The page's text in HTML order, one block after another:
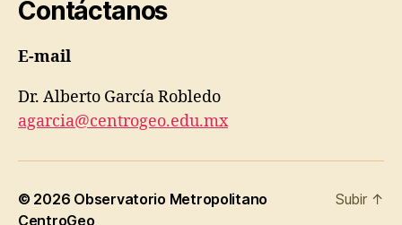
Contáctanos
E-mail
Dr. Alberto García Robledo
agarcia@centrogeo.edu.mx
© 2026 Observatorio Metropolitano
CentroGeo
Subir ↑